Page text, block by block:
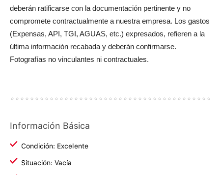
deberán ratificarse con la documentación pertinente y no
compromete contractualmente a nuestra empresa. Los gastos
(Expensas, API, TGI, AGUAS, etc.) expresados, refieren a la
última información recabada y deberán confirmarse.
Fotografías no vinculantes ni contractuales.
Información Básica
Condición: Excelente
Situación: Vacía